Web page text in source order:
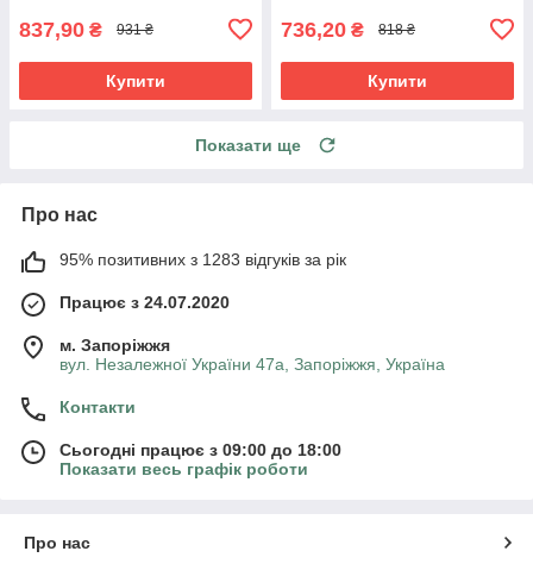
837,90 ₴ 931 ₴
Купити
736,20 ₴ 818 ₴
Купити
Показати ще
Про нас
95% позитивних з 1283 відгуків за рік
Працює з 24.07.2020
м. Запоріжжя
вул. Незалежної України 47а, Запоріжжя, Україна
Контакти
Сьогодні працює з 09:00 до 18:00
Показати весь графік роботи
Про нас